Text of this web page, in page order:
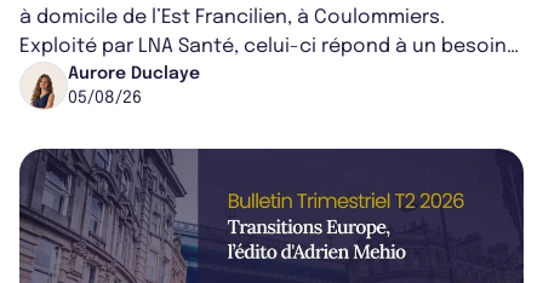
à domicile de l’Est Francilien, à Coulommiers.
Exploité par LNA Santé, celui-ci répond à un besoin
médical croissant, qui s...
Aurore Duclaye
05/08/26